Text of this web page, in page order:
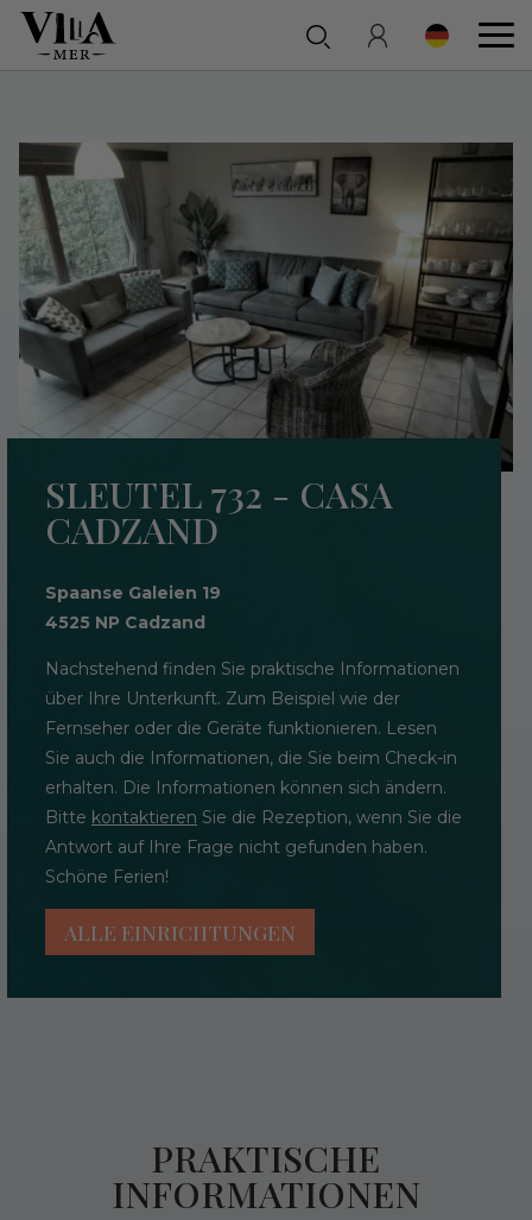
SLEUTEL 732 - CASA
CADZAND
Spaanse Galeien 19
4525 NP Cadzand
Nachstehend finden Sie praktische Informationen
über Ihre Unterkunft. Zum Beispiel wie der
Fernseher oder die Geräte funktionieren. Lesen
Sie auch die Informationen, die Sie beim Check-in
erhalten. Die Informationen können sich ändern.
Bitte kontaktieren Sie die Rezeption, wenn Sie die
Antwort auf Ihre Frage nicht gefunden haben.
Schöne Ferien!
ALLE EINRICHTUNGEN
PRAKTISCHE
INFORMATIONEN